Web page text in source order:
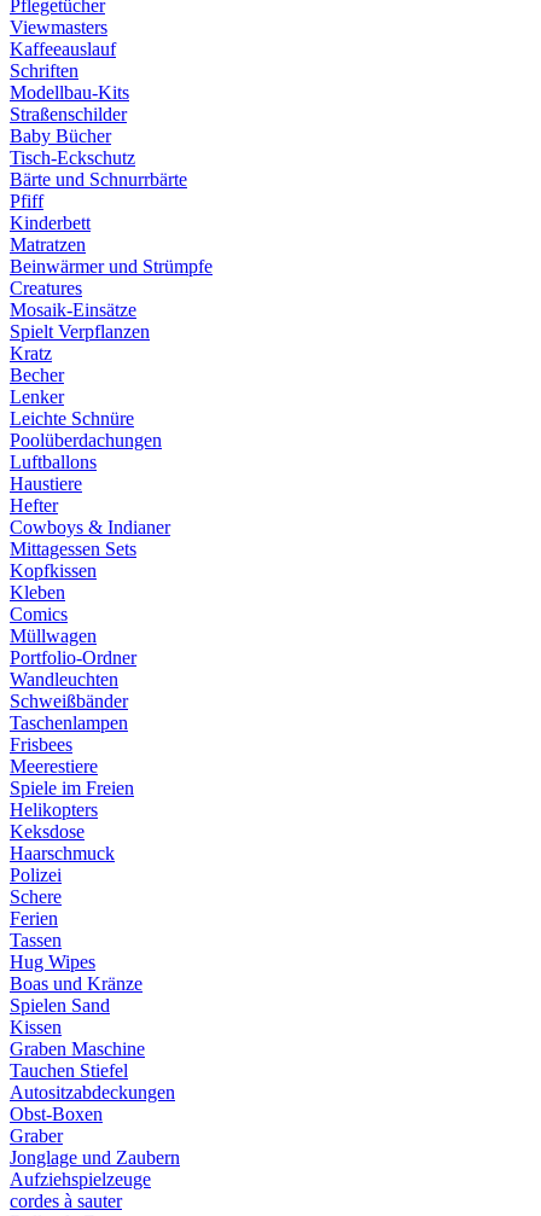
Pflegetücher
Viewmasters
Kaffeeauslauf
Schriften
Modellbau-Kits
Straßenschilder
Baby Bücher
Tisch-Eckschutz
Bärte und Schnurrbärte
Pfiff
Kinderbett
Matratzen
Beinwärmer und Strümpfe
Creatures
Mosaik-Einsätze
Spielt Verpflanzen
Kratz
Becher
Lenker
Leichte Schnüre
Poolüberdachungen
Luftballons
Haustiere
Hefter
Cowboys & Indianer
Mittagessen Sets
Kopfkissen
Kleben
Comics
Müllwagen
Portfolio-Ordner
Wandleuchten
Schweißbänder
Taschenlampen
Frisbees
Meerestiere
Spiele im Freien
Helikopters
Keksdose
Haarschmuck
Polizei
Schere
Ferien
Tassen
Hug Wipes
Boas und Kränze
Spielen Sand
Kissen
Graben Maschine
Tauchen Stiefel
Autositzabdeckungen
Obst-Boxen
Graber
Jonglage und Zaubern
Aufziehspielzeuge
cordes à sauter